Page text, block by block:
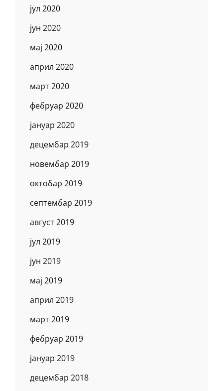
јул 2020
јун 2020
мај 2020
април 2020
март 2020
фебруар 2020
јануар 2020
децембар 2019
новембар 2019
октобар 2019
септембар 2019
август 2019
јул 2019
јун 2019
мај 2019
април 2019
март 2019
фебруар 2019
јануар 2019
децембар 2018